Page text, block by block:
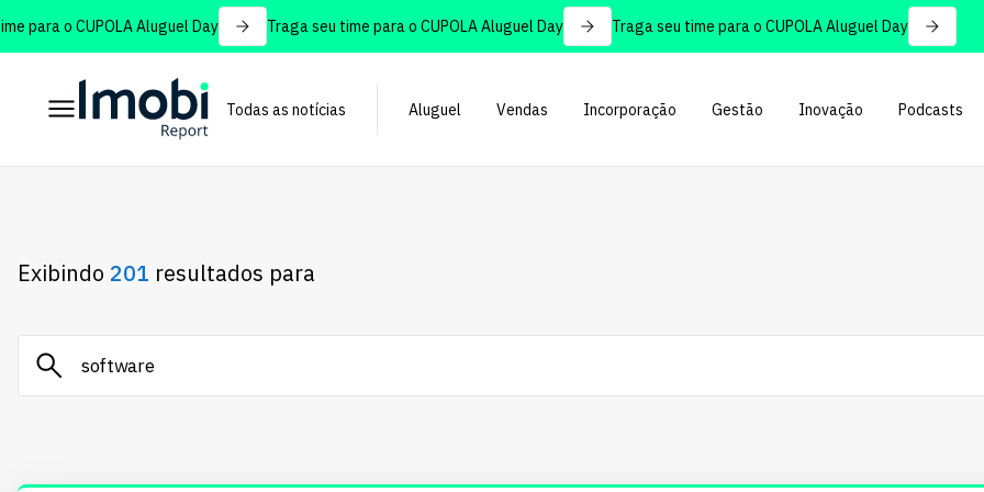
o CUPOLA Aluguel Day Traga seu time para o CUPOLA Aluguel Day Traga seu time para o CUPOLA Aluguel Day
Todas as notícias Aluguel Vendas Incorporação Gestão Inovação Podcasts
Exibindo 201 resultados para